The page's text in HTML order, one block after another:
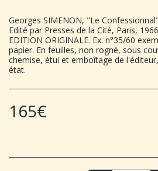
Georges SIMENON, "Le Confessionnal"
Edité par Presses de la Cité, Paris, 1966
EDITION ORIGINALE. Ex. n°35/60
papier. En feuilles, non rogné, sous
chemise, étui et emboîtage de
état.
165€